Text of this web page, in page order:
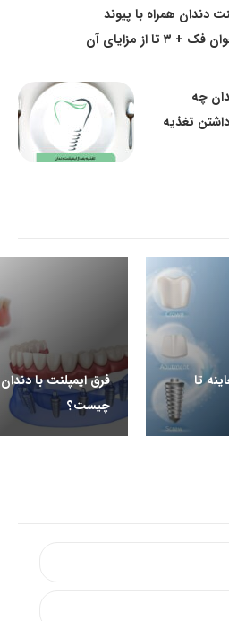
دندان همراه با پیوند
+ ۳ تا از مزایای آن
چه
تغذیه
تا
فرق ایمپلنت با
چیست؟